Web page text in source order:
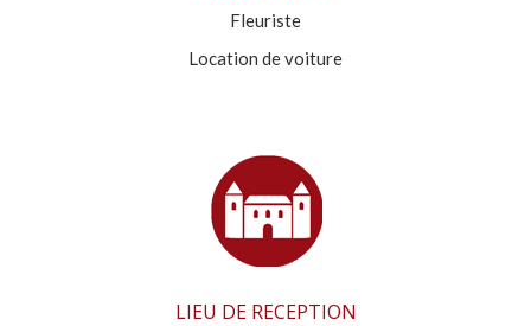
Fleuriste
Location de voiture
LIEU DE RECEPTION